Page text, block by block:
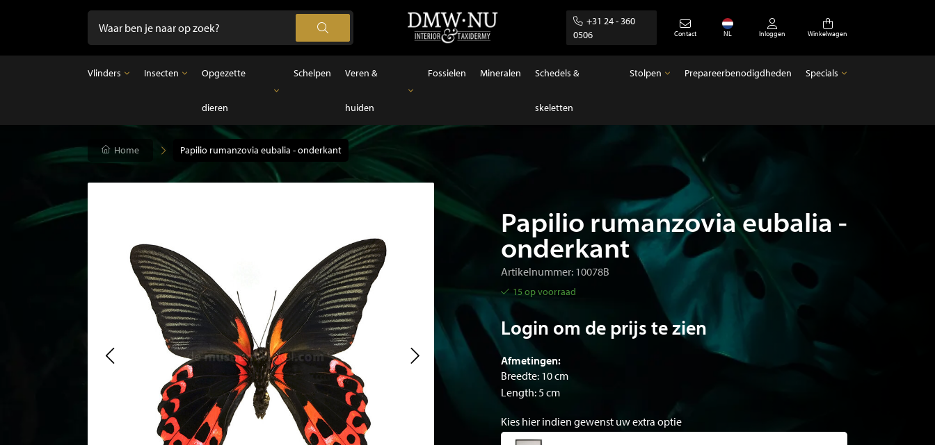
+31 24 - 360
0506
Contact NL Inloggen Winkelwagen
Vlinders
Vlinders in stolp
Insecten
Ongeprepareerde insecten
Opgezette
dieren
Opgezette vogels
Opgezette zoogdieren
Opgezette vissen
Schelpen Veren &
huiden
Veren
Fossielen Mineralen Schedels &
skeletten
Stolpen
Lege stolpen
Prepareerbenodigdheden Specials
Home Papilio rumanzovia eubalia - onderkant
Papilio rumanzovia eubalia -
onderkant
Artikelnummer: 10078B
15 op voorraad
Login om de prijs te zien
Afmetingen:
Breedte: 10 cm
Length: 5 cm
Kies hier indien gewenst uw extra optie